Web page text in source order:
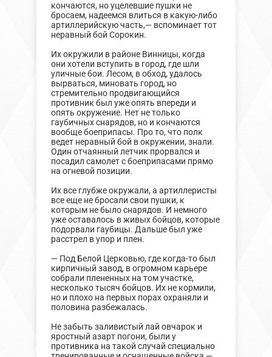
кончаются, но уцелевшие пушки не
бросаем, надеемся влиться в какую-либо
артиллерийскую часть,— вспоминает тот
неравный бой Сорокин.
Их окружили в районе Винницы, когда
они хотели вступить в город, где шли
уличные бои. Лесом, в обход, удалось
вырваться, миновать город, но
стремительно продвигающийся
противник был уже опять впереди и
опять окружение. Нет не только
гаубичных снарядов, но и кончаются
вообще боеприпасы. Про то, что полк
ведет неравный бой в окружении, знали.
Один отчаянный летчик прорвался и
посадил самолет с боеприпасами прямо
на огневой позиции.
Их все глубже окружали, а артиллеристы
все еще не бросали свои пушки, к
которым не было снарядов. И немного
уже оставалось в живых бойцов, которые
подорвали гаубицы. Дальше был уже
расстрел в упор и плен.
— Под Белой Церковью, где когда-то был
кирпичный завод, в огромном карьере
собрали плененных на том участке,
несколько тысяч бойцов. Их не кормили,
но и плохо на первых порах охраняли и
половина разбежалась.
Не забыть заливистый лай овчарок и
яростный азарт погони, были у
противника на такой случай специально